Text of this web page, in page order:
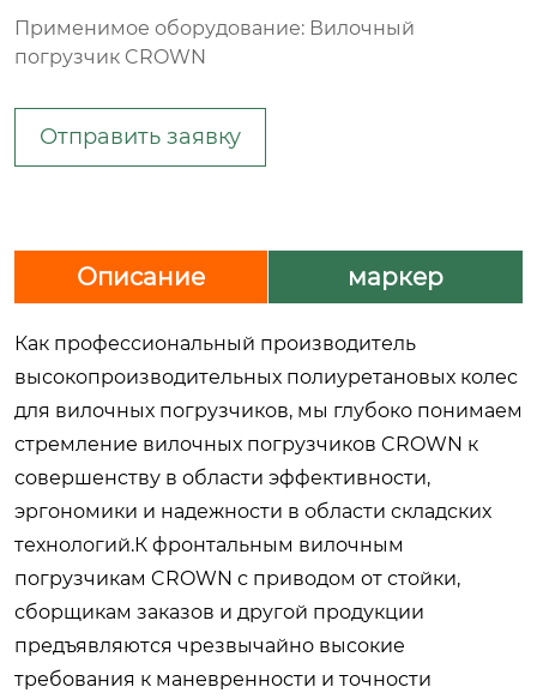
Применимое оборудование: Вилочный
погрузчик CROWN
Отправить заявку
Описание маркер
Как профессиональный производитель
высокопроизводительных полиуретановых колес
для вилочных погрузчиков, мы глубоко понимаем
стремление вилочных погрузчиков CROWN к
совершенству в области эффективности,
эргономики и надежности в области складских
технологий.К фронтальным вилочным
погрузчикам CROWN с приводом от стойки,
сборщикам заказов и другой продукции
предъявляются чрезвычайно высокие
требования к маневренности и точности